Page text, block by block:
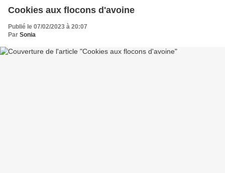
Cookies aux flocons d'avoine
Publié le 07/02/2023 à 20:07
Par Sonia